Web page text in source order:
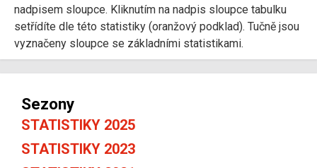
nadpisem sloupce. Kliknutím na nadpis sloupce tabulku
setřídíte dle této statistiky (oranžový podklad). Tučně jsou
vyznačeny sloupce se základními statistikami.
Sezony
STATISTIKY 2025
STATISTIKY 2023